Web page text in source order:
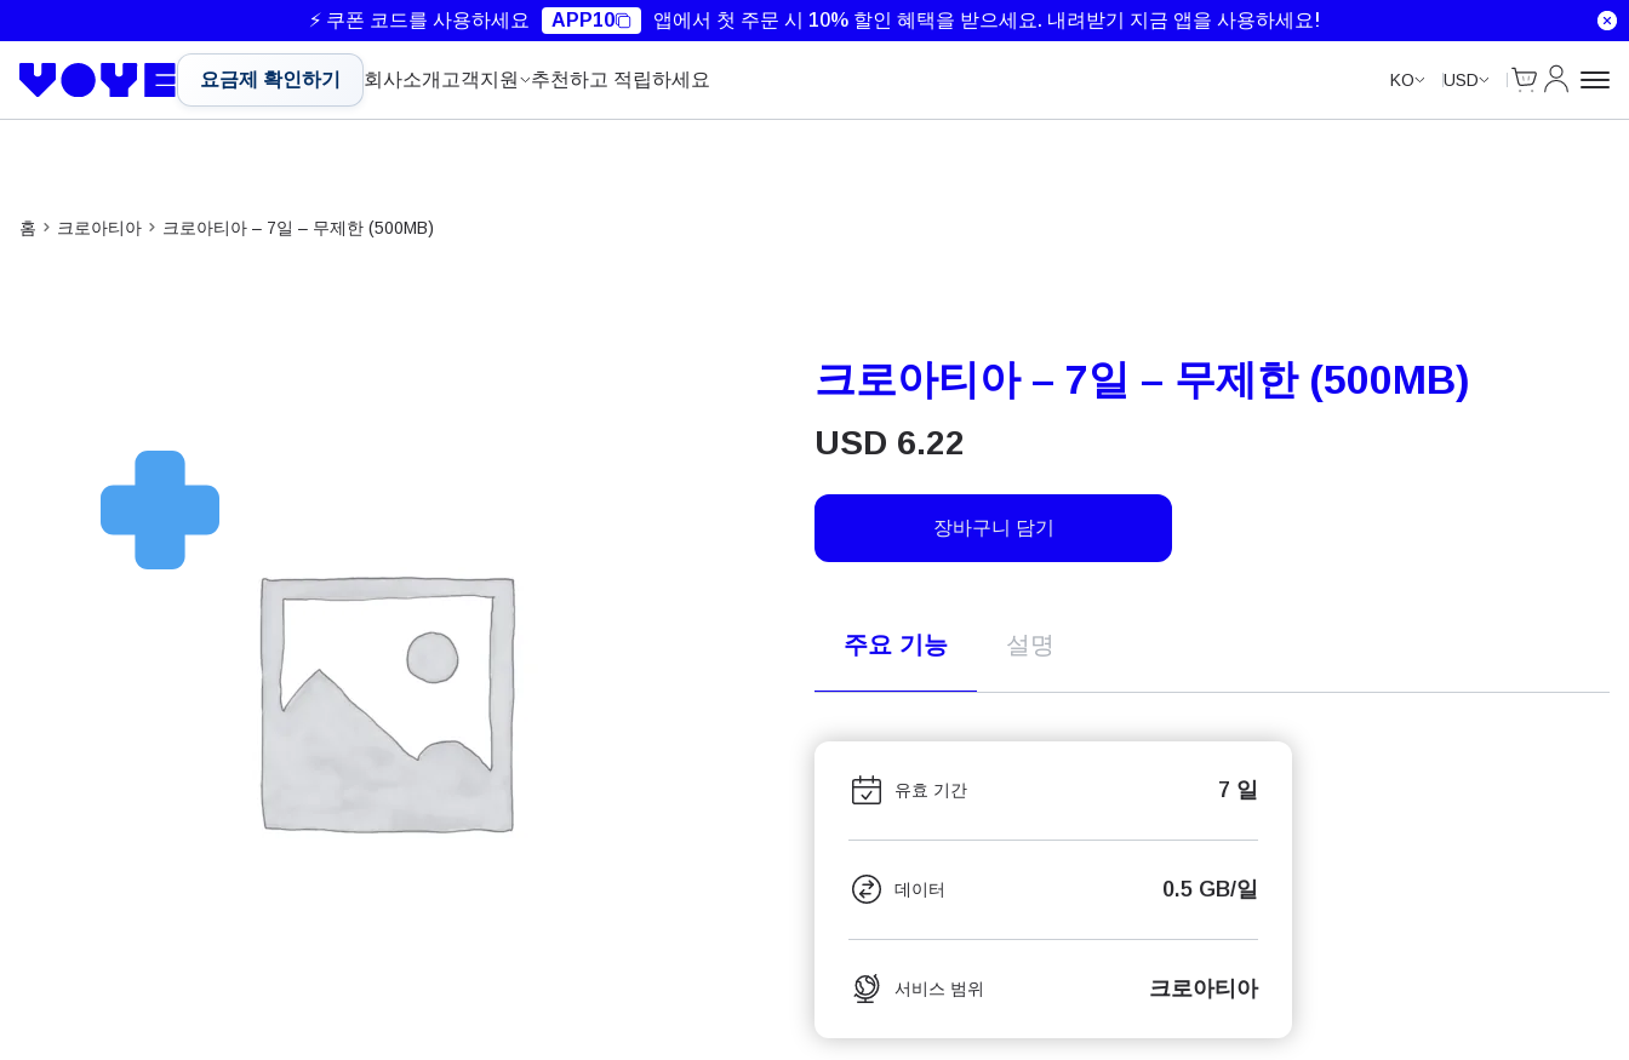
⚡ 쿠폰 코드를 사용하세요 APP10 앱에서 첫 주문 시 10% 할인 혜택을 받으세요. 내려받기 지금 앱을 사용하세요!
요금제 확인하기 회사소개 고객지원 추천하고 적립하세요 KO USD
Cart
내 계정
홈 크로아티아 크로아티아 – 7일 – 무제한 (500MB)
크로아티아 – 7일 – 무제한 (500MB)
USD 6.22
장바구니 담기
주요 기능 설명
유효 기간 7 일
데이터 0.5 GB/일
서비스 범위 크로아티아